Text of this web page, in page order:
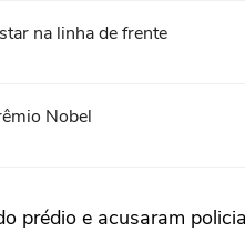
na linha de frente
Nobel
prédio e acusaram